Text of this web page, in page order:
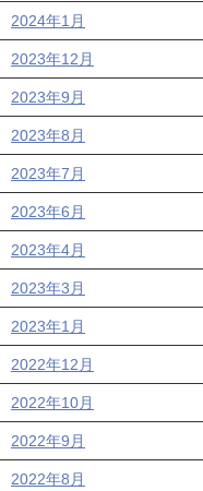
2024年1月
2023年12月
2023年9月
2023年8月
2023年7月
2023年6月
2023年4月
2023年3月
2023年1月
2022年12月
2022年10月
2022年9月
2022年8月